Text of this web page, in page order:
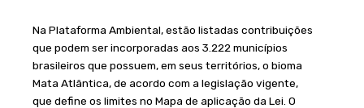
Na Plataforma Ambiental, estão listadas contribuições
que podem ser incorporadas aos 3.222 municípios
brasileiros que possuem, em seus territórios, o bioma
Mata Atlântica, de acordo com a legislação vigente,
que define os limites no Mapa de aplicação da Lei. O